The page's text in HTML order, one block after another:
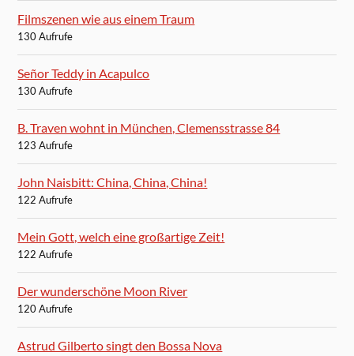
Filmszenen wie aus einem Traum
130 Aufrufe
Señor Teddy in Acapulco
130 Aufrufe
B. Traven wohnt in München, Clemensstrasse 84
123 Aufrufe
John Naisbitt: China, China, China!
122 Aufrufe
Mein Gott, welch eine großartige Zeit!
122 Aufrufe
Der wunderschöne Moon River
120 Aufrufe
Astrud Gilberto singt den Bossa Nova